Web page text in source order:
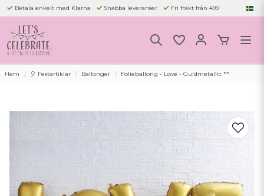
Betala enkelt med Klarna Snabba leveranser Fri frakt från 499
Hem 🎈 Festartiklar Ballonger Folieballong - Love - Guldmetallic **